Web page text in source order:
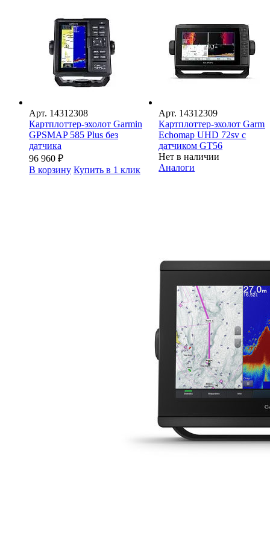
Арт. 14312308
Картплоттер-эхолот Garmin
GPSMAP 585 Plus без
датчика
96 960 ₽
В корзину Купить в 1 клик
Арт. 14312309
Картплоттер-эхолот
Echomap UHD 72sv с
датчиком GT56
Нет в наличии
Аналоги